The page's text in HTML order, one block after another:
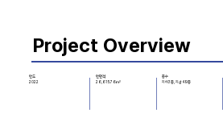
Project Overview
연도
2022
연면적
26,615.76㎡
층수
지하3층, 지상49층